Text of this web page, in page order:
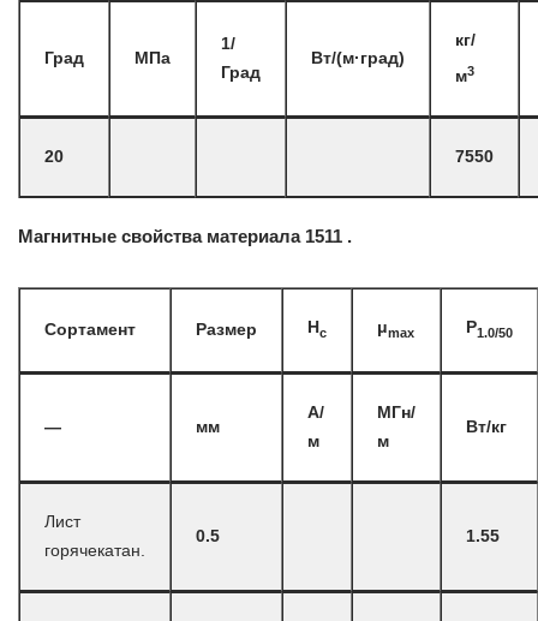
Град МПа
1/
Град
Вт/(м·град)
кг/
м3
20 7550
Магнитные свойства материала 1511 .
Сортамент Размер Hc μmax P1.0/50
— мм
А/
м
МГн/
м
Вт/кг
Лист
горячекатан.
0.5 1.55